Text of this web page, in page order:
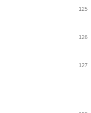
125
126
127